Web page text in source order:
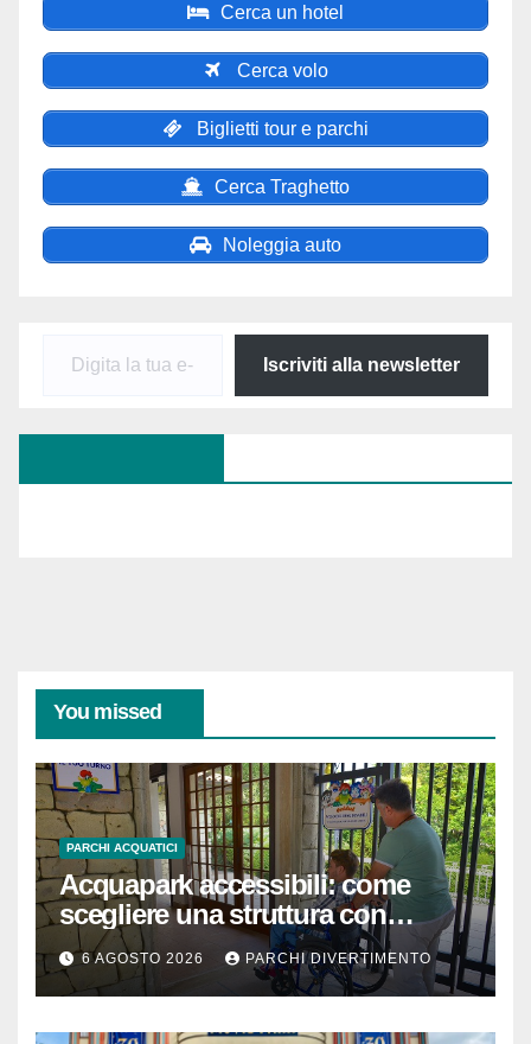
Cerca un hotel
Cerca volo
Biglietti tour e parchi
Cerca Traghetto
Noleggia auto
Digita
Iscriviti alla newsletter
You missed
PARCHI ACQUATICI
Acquapark accessibili: come
scegliere una struttura con
passeggino o sedia a rotelle
6 AGOSTO 2026 PARCHI DIVERTIMENTO